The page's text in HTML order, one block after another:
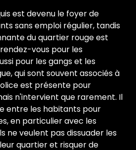
est devenu le foyer de
sans emploi régulier, tandis
du quartier rouge est
vous pour les
pour les gangs et les
qui sont souvent associés à
est présente pour
n'intervient que rarement. Il
entre les habitants pour
en particulier avec les
ne veulent pas dissuader les
quartier et risquer de